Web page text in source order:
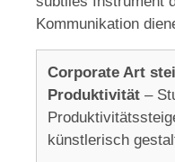
Kommunikation
Corporate Art
Produktivität –
künstlerisch